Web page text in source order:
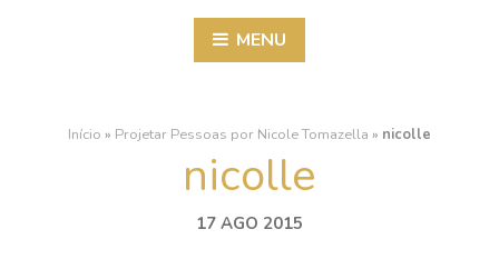
MENU
Início » Projetar Pessoas por Nicole Tomazella » nicolle
nicolle
17 AGO 2015